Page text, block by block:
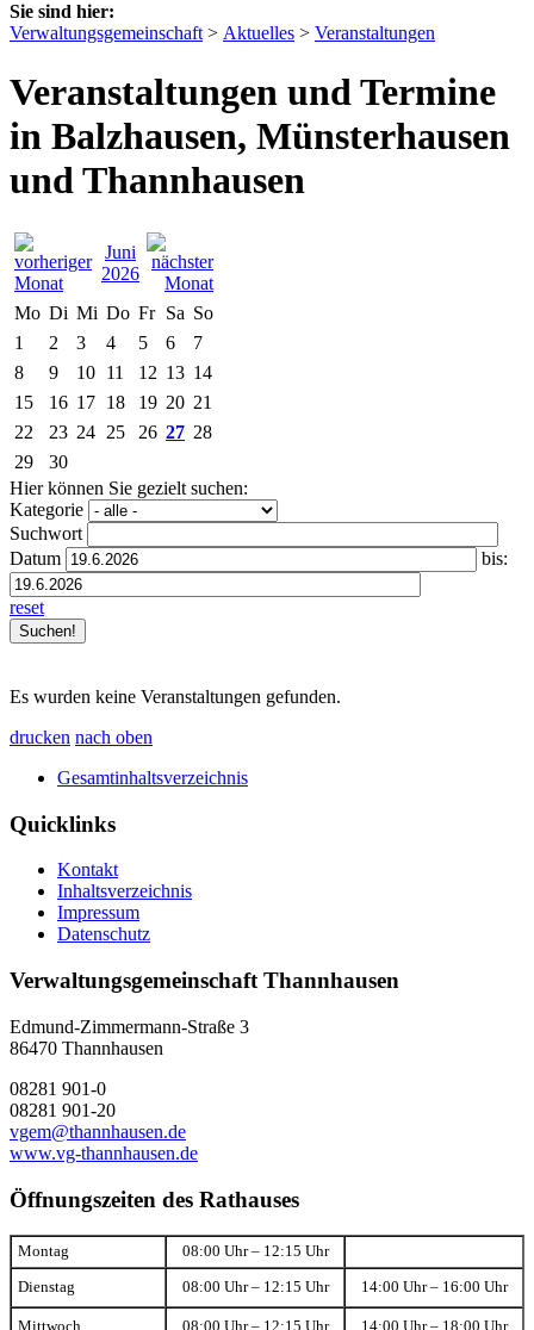
Sie sind hier:
Verwaltungsgemeinschaft > Aktuelles > Veranstaltungen
Veranstaltungen und Termine
in Balzhausen, Münsterhausen
und Thannhausen
Juni
2026
Mo Di Mi Do Fr Sa So
1
2 3 4 5 6
7
8
9 10 11 12 13 14
15
16 17 18 19 20 21
22
23 24 25 26 27 28
29
30
Hier können Sie gezielt suchen:
Kategorie
Suchwort
Datum
bis:
reset
Es wurden keine Veranstaltungen gefunden.
drucken nach oben
Gesamtinhaltsverzeichnis
Quicklinks
Kontakt
Inhaltsverzeichnis
Impressum
Datenschutz
Verwaltungsgemeinschaft Thannhausen
Edmund-Zimmermann-Straße 3
86470 Thannhausen
08281 901-0
08281 901-20
vgem@thannhausen.de
www.vg-thannhausen.de
Öffnungszeiten des Rathauses
Montag 08:00 Uhr – 12:15 Uhr
Dienstag 08:00 Uhr – 12:15 Uhr 14:00 Uhr – 16:00 Uhr